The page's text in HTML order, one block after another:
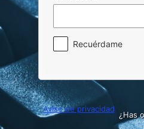
Recuérdame
¿Has
Aviso de privacidad